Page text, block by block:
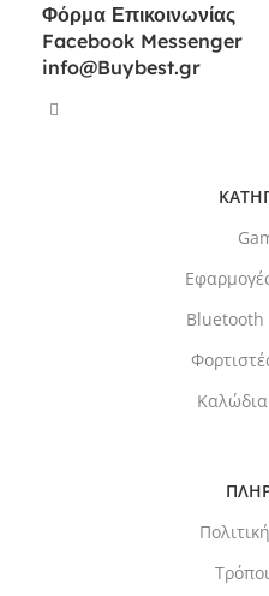
Φόρμα Επικοινωνίας
Facebook Messenger
info@Buybest.gr
Bluetooth